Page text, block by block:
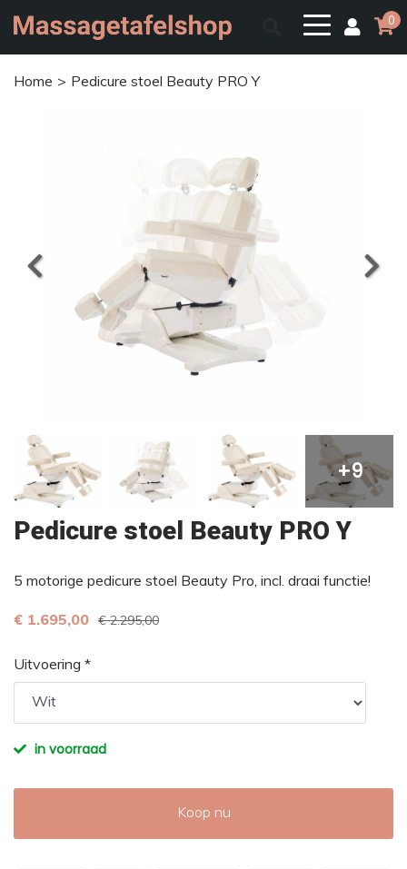
0
Home Pedicure stoel Beauty PRO Y
+9
Pedicure stoel Beauty PRO Y
5 motorige pedicure stoel Beauty Pro, incl. draai functie!
€ 1.695,00 € 2.295,00
Uitvoering *
in voorraad
Koop nu